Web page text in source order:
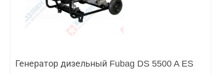
Генератор дизельный Fubag DS 5500 A ES